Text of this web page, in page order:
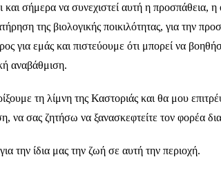
σήμερα να συνεχιστεί αυτή η προσπάθεια, η
της βιολογικής ποικιλότητας, για την
για εμάς και πιστεύουμε ότι μπορεί να
αναβάθμιση.
τη λίμνη της Καστοριάς και θα μου
να σας ζητήσω να ξανασκεφτείτε τον φορέα
την ίδια μας την ζωή σε αυτή την περιοχή.